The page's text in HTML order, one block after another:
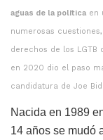
aguas de la política en
numerosas
derechos de los
en 2020 dio el paso
candidatura de Joe
Nacida en 1989
14 años se mudó